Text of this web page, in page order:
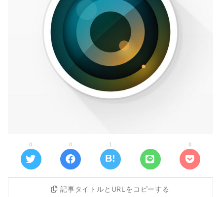
0 0 1 0
記事タイトルとURLをコピーする